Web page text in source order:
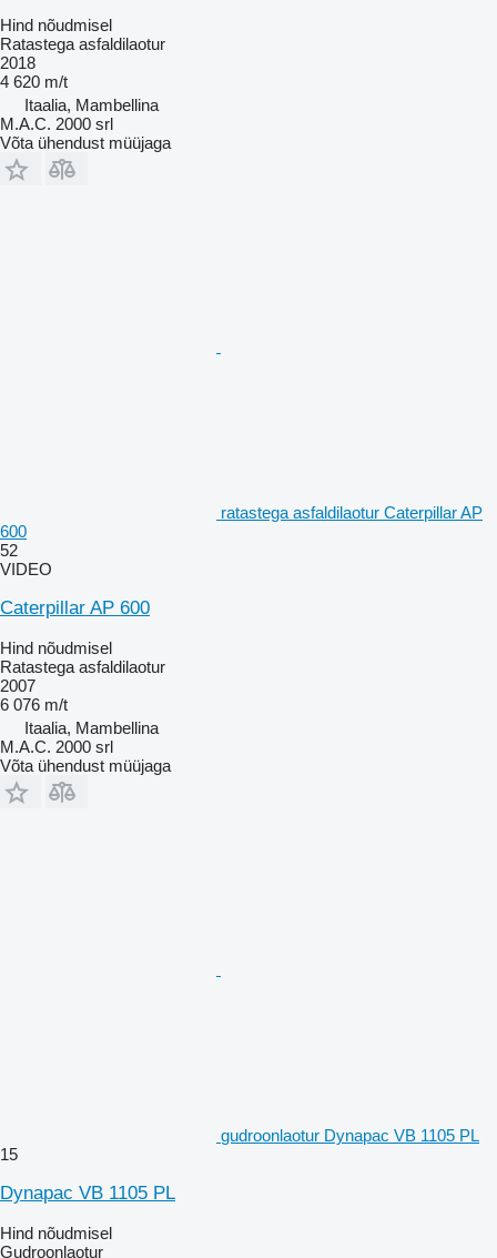
Hind nõudmisel
Ratastega asfaldilaotur
2018
4 620 m/t
Itaalia, Mambellina
M.A.C. 2000 srl
Võta ühendust müüjaga
ratastega asfaldilaotur Caterpillar AP
600
52
VIDEO
Caterpillar AP 600
Hind nõudmisel
Ratastega asfaldilaotur
2007
6 076 m/t
Itaalia, Mambellina
M.A.C. 2000 srl
Võta ühendust müüjaga
gudroonlaotur Dynapac VB 1105 PL
15
Dynapac VB 1105 PL
Hind nõudmisel
Gudroonlaotur